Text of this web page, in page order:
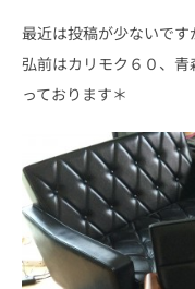
最近は投稿が少ないです
弘前はカリモク６０、
っております＊